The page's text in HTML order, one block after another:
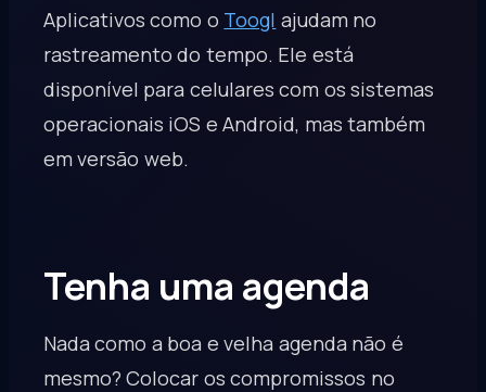
Aplicativos como o Toogl ajudam no
rastreamento do tempo. Ele está
disponível para celulares com os sistemas
operacionais iOS e Android, mas também
em versão web.
Tenha uma agenda
Nada como a boa e velha agenda não é
mesmo? Colocar os compromissos no